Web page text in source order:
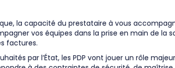
la capacité du prestataire à vous
vos équipes dans la prise en main de la
factures.
par l’État, les PDP vont jouer un rôle